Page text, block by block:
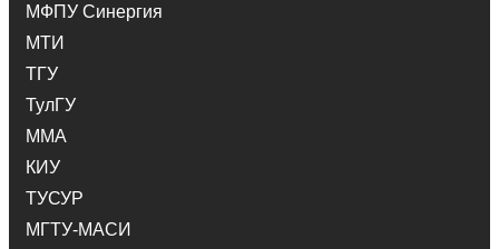
МФПУ Синергия
МТИ
ТГУ
ТулГУ
ММА
КИУ
ТУСУР
МГТУ-МАСИ